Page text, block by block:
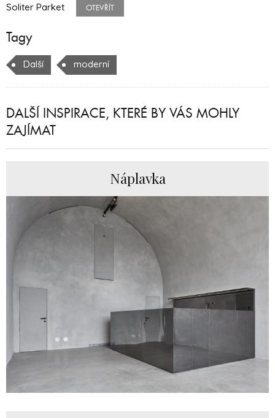
Soliter Parket OTEVŘÍT
Tagy
Další moderní
DALŠÍ INSPIRACE, KTERÉ BY VÁS MOHLY
ZAJÍMAT
Náplavka